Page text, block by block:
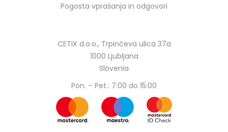
Pogosta vprašanja in odgovori
CETIX d.o.o., Trpinčeva ulica 37a
1000 Ljubljana
Slovenia
Pon. – Pet.: 7:00 do 15:00